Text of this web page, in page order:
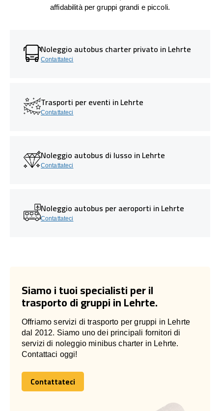
affidabilità per gruppi grandi e piccoli.
Noleggio autobus charter privato in Lehrte
Contattateci
Trasporti per eventi in Lehrte
Contattateci
Noleggio autobus di lusso in Lehrte
Contattateci
Noleggio autobus per aeroporti in Lehrte
Contattateci
Siamo i tuoi specialisti per il
trasporto di gruppi in Lehrte.
Offriamo servizi di trasporto per gruppi in Lehrte
dal 2012. Siamo uno dei principali fornitori di
servizi di noleggio minibus charter in Lehrte.
Contattaci oggi!
Contattateci
Contattateci